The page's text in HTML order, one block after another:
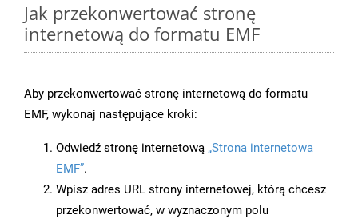
Jak przekonwertować stronę
internetową do formatu EMF
Aby przekonwertować stronę internetową do formatu
EMF, wykonaj następujące kroki:
Odwiedź stronę internetową „Strona internetowa
EMF”.
Wpisz adres URL strony internetowej, którą chcesz
przekonwertować, w wyznaczonym polu